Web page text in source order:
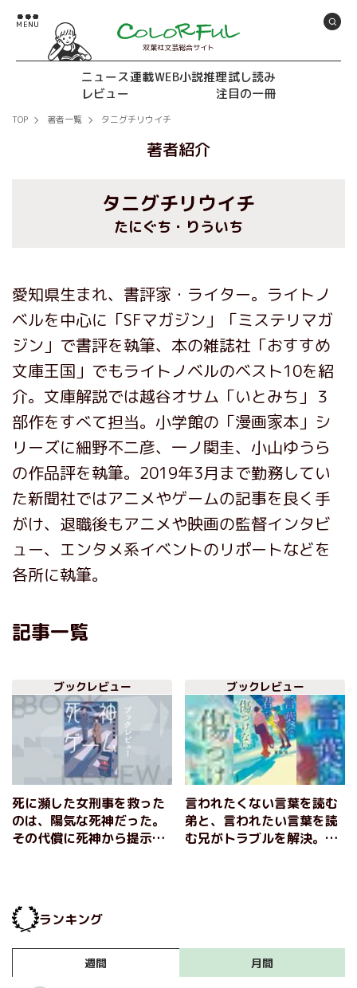
双葉社文芸総合サイト
ニュース連載WEB小説推理試し読み
レビュー
注目の一冊
TOP 著者一覧 タニグチリウイチ
著者紹介
タニグチリウイチ
たにぐち・りういち
愛知県生まれ、書評家・ライター。ライトノ
ベルを中心に「SFマガジン」「ミステリマガ
ジン」で書評を執筆、本の雑誌社「おすすめ
文庫王国」でもライトノベルのベスト10を紹
介。文庫解説では越谷オサム「いとみち」３
部作をすべて担当。小学館の「漫画家本」シ
リーズに細野不二彦、一ノ関圭、小山ゆうら
の作品評を執筆。2019年3月まで勤務してい
た新聞社ではアニメやゲームの記事を良く手
がけ、退職後もアニメや映画の監督インタビ
ュー、エンタメ系イベントのリポートなどを
各所に執筆。
記事一覧
ブックレビュー
死に瀕した女刑事を救った
のは、陽気な死神だった。
その代償に死神から提示さ
ブックレビュー
言われたくない言葉を読む
弟と、言われたい言葉を読
む兄がトラブルを解決。辛
ランキング
週間 月間